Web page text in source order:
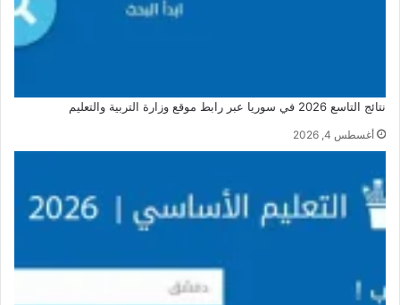
نتائج التاسع 2026 في سوريا عبر رابط موقع وزارة التربية والتعليم
أغسطس 4, 2026